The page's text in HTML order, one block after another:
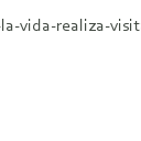
vida-realiza-